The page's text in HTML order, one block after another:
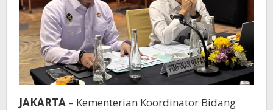
JAKARTA – Kementerian Koordinator Bidang